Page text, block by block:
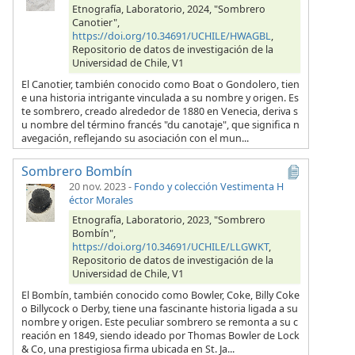
Etnografía, Laboratorio, 2024, "Sombrero
Canotier",
https://doi.org/10.34691/UCHILE/HWAGBL,
Repositorio de datos de investigación de la
Universidad de Chile, V1
El Canotier, también conocido como Boat o Gondolero, tien
e una historia intrigante vinculada a su nombre y origen. Es
te sombrero, creado alrededor de 1880 en Venecia, deriva s
u nombre del término francés "du canotaje", que significa n
avegación, reflejando su asociación con el mun...
Sombrero Bombín
20 nov. 2023- Fondo y colección Vestimenta H
éctor Morales
Etnografía, Laboratorio, 2023, "Sombrero
Bombín",
https://doi.org/10.34691/UCHILE/LLGWKT,
Repositorio de datos de investigación de la
Universidad de Chile, V1
El Bombín, también conocido como Bowler, Coke, Billy Coke
o Billycock o Derby, tiene una fascinante historia ligada a su
nombre y origen. Este peculiar sombrero se remonta a su c
reación en 1849, siendo ideado por Thomas Bowler de Lock
& Co, una prestigiosa firma ubicada en St. Ja...